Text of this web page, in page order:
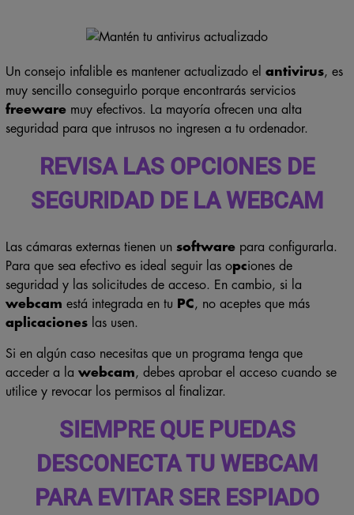
Un consejo infalible es mantener actualizado el antivirus, es
muy sencillo conseguirlo porque encontrarás servicios
freewaremuy efectivos. La mayoría ofrecen una alta
seguridad para que intrusos no ingresen a tu ordenador.
REVISA LAS OPCIONES DE
SEGURIDAD DE LA WEBCAM
Las cámaras externas tienen un softwarepara configurarla.
Para que sea efectivo es ideal seguir las opciones de
seguridad y las solicitudes de acceso. En cambio, si la
webcam está integrada en tu PC, no aceptes que más
aplicacioneslas usen.
Si en algún caso necesitas que un programa tenga que
acceder a la webcam, debes aprobar el acceso cuando se
utilice y revocar los permisos al finalizar.
SIEMPRE QUE PUEDAS
DESCONECTA TU WEBCAM
PARA EVITAR SER ESPIADO